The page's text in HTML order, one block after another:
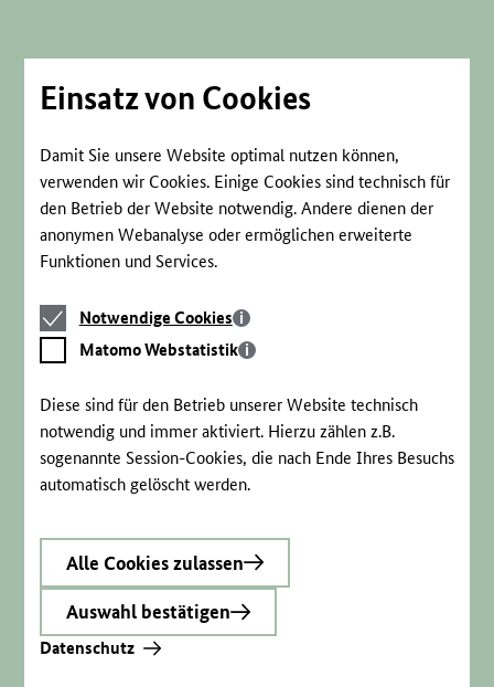
Einsatz von Cookies
Damit Sie unsere Website optimal nutzen können,
verwenden wir Cookies. Einige Cookies sind technisch für
den Betrieb der Website notwendig. Andere dienen der
anonymen Webanalyse oder ermöglichen erweiterte
Funktionen und Services.
Notwendige
Cookies
Notwendige Cookies
Matomo
Webstatistik
Matomo Webstatistik
Diese sind für den Betrieb unserer Website technisch
notwendig und immer aktiviert. Hierzu zählen z.B.
sogenannte Session-Cookies, die nach Ende Ihres Besuchs
automatisch gelöscht werden.
Alle Cookies zulassen
Auswahl bestätigen
Datenschutz